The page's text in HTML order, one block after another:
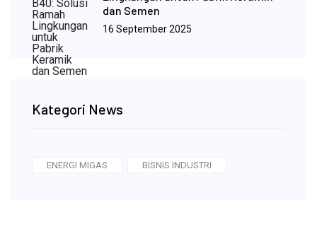
dan Semen
16 September 2025
Kategori News
ENERGI MIGAS BISNIS INDUSTRI